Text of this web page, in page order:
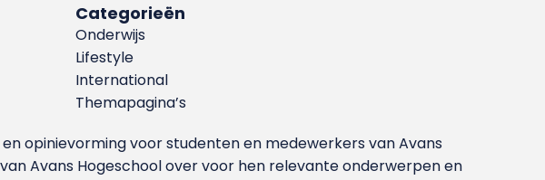
Categorieën
Onderwijs
Lifestyle
International
Themapagina’s
opinievorming voor studenten en medewerkers van Avans
Avans Hogeschool over voor hen relevante onderwerpen en